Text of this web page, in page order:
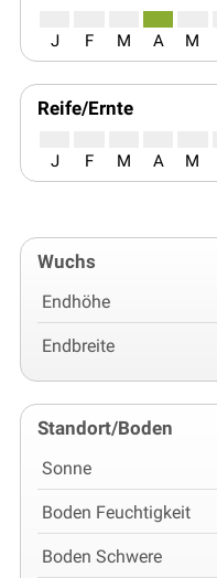
J F M A M
Reife/Ernte
J F M A M
Wuchs
Endhöhe
Endbreite
Standort/Boden
Sonne
Boden Feuchtigkeit
Boden Schwere